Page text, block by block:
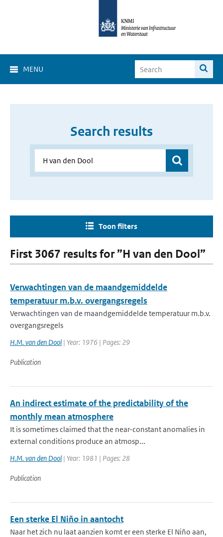
MENU
Search results
Toon filters
First 3067 results for ”H van den Dool”
Verwachtingen van de maandgemiddelde
temperatuur m.b.v. overgangsregels
Verwachtingen van de maandgemiddelde temperatuur m.b.v.
overgangsregels
H.M. van den Dool | Year: 1976 | Pages: 29
Publication
An indirect estimate of the predictability of the
monthly mean atmosphere
It is sometimes claimed that the near-constant anomalies in
external conditions produce an atmosp...
H.M. van den Dool | Year: 1981 | Pages: 28
Publication
Een sterke El Niño in aantocht
Naar het zich nu laat aanzien komt er een sterke El Niño aan,